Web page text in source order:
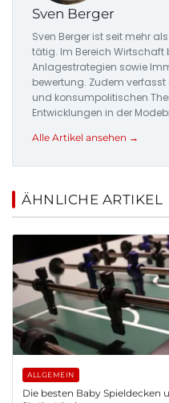
Sven Berger
Sven Berger ist seit mehr
tätig. Im Bereich Wirtschaft
Anlagestrategien sowie
bewertung. Zudem
und konsumpolitischen
Entwicklungen in der
Alle Artikel ansehen →
ÄHNLICHE ARTIKEL
ALLGEMEIN
Die besten Baby Spieldecken